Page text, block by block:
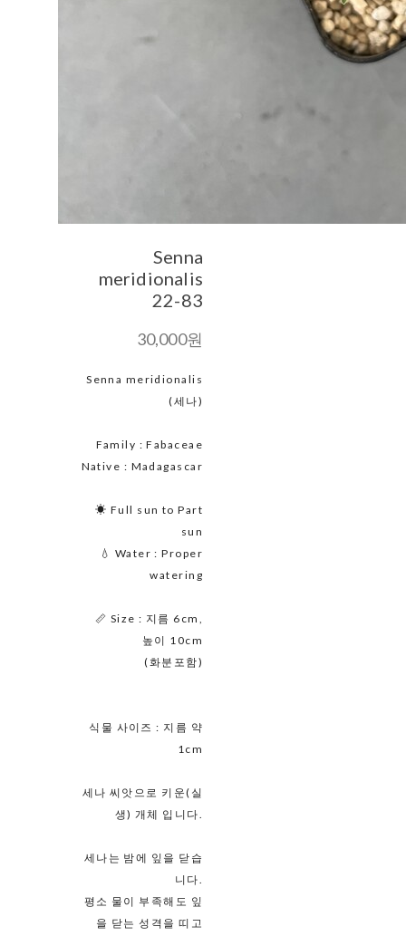
Senna
meridionalis
22-83
30,000원
Senna meridionalis
(세나)
Family : Fabaceae
Native : Madagascar
☀ Full sun to Part
sun
💧 Water : Proper
watering
📏 Size : 지름 6cm,
높이 10cm
(화분포함)
식물 사이즈 : 지름 약
1cm
세나 씨앗으로 키운(실
생) 개체 입니다.
세나는 밤에 잎을 닫습
니다.
평소 물이 부족해도 잎
을 닫는 성격을 띠고